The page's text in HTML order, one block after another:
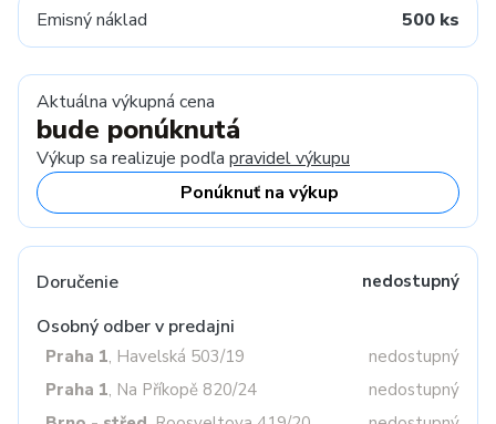
Emisný náklad 500 ks
Aktuálna výkupná cena
bude ponúknutá
Výkup sa realizuje podľa pravidel výkupu
Ponúknuť na výkup
Doručenie nedostupný
Osobný odber v predajni
Praha 1, Havelská 503/19
nedostupný
Praha 1, Na Příkopě 820/24
nedostupný